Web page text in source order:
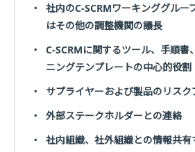
・
社内のC-SCRMワーキンググルー
はその他の調整機関の議長
・
C-SCRMに関するツール、手順書
ニングテンプレートの中心的役割
・
サプライヤーおよび製品のリスク
・
外部ステークホルダーとの連絡
・
社内組織、社外組織との情報共有